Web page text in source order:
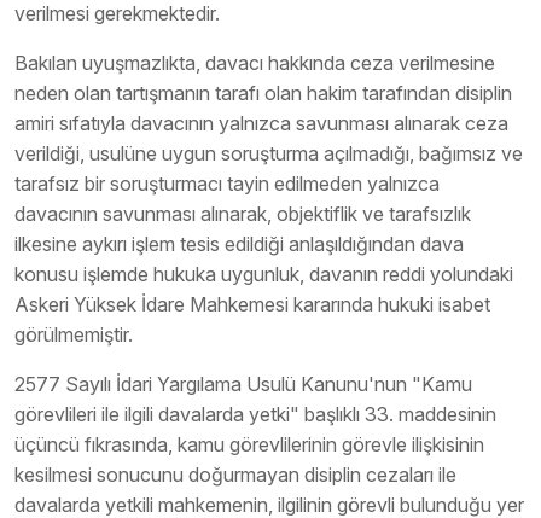
verilmesi gerekmektedir.
Bakılan uyuşmazlıkta, davacı hakkında ceza verilmesine
neden olan tartışmanın tarafı olan hakim tarafından disiplin
amiri sıfatıyla davacının yalnızca savunması alınarak ceza
verildiği, usulüne uygun soruşturma açılmadığı, bağımsız ve
tarafsız bir soruşturmacı tayin edilmeden yalnızca
davacının savunması alınarak, objektiflik ve tarafsızlık
ilkesine aykırı işlem tesis edildiği anlaşıldığından dava
konusu işlemde hukuka uygunluk, davanın reddi yolundaki
Askeri Yüksek İdare Mahkemesi kararında hukuki isabet
görülmemiştir.
2577 Sayılı İdari Yargılama Usulü Kanunu'nun "Kamu
görevlileri ile ilgili davalarda yetki" başlıklı 33. maddesinin
üçüncü fıkrasında, kamu görevlilerinin görevle ilişkisinin
kesilmesi sonucunu doğurmayan disiplin cezaları ile
davalarda yetkili mahkemenin, ilgilinin görevli bulunduğu yer